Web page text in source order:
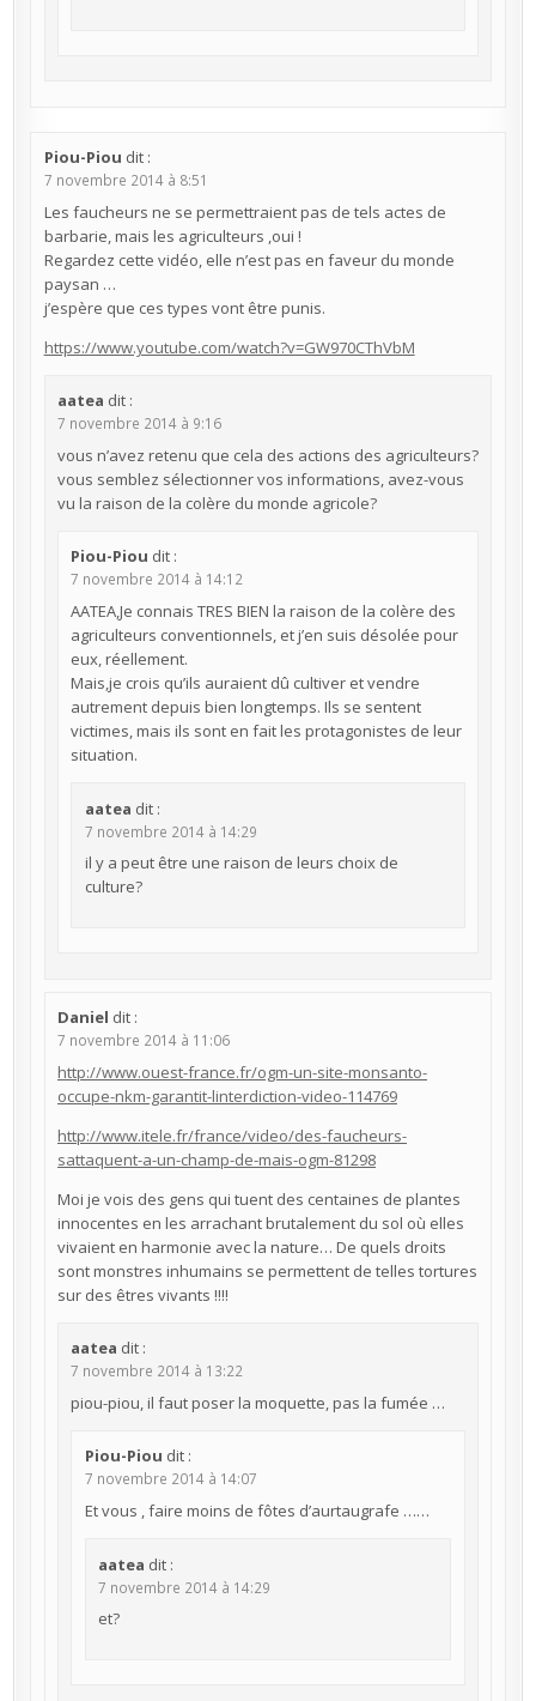
Piou-Piou dit :
7 novembre 2014 à 8:51
Les faucheurs ne se permettraient pas de tels actes de
barbarie, mais les agriculteurs ,oui !
Regardez cette vidéo, elle n’est pas en faveur du monde
paysan …
j’espère que ces types vont être punis.
https://www.youtube.com/watch?v=GW970CThVbM
aatea dit :
7 novembre 2014 à 9:16
vous n’avez retenu que cela des actions des agriculteurs?
vous semblez sélectionner vos informations, avez-vous
vu la raison de la colère du monde agricole?
Piou-Piou dit :
7 novembre 2014 à 14:12
AATEA,Je connais TRES BIEN la raison de la colère des
agriculteurs conventionnels, et j’en suis désolée pour
eux, réellement.
Mais,je crois qu’ils auraient dû cultiver et vendre
autrement depuis bien longtemps. Ils se sentent
victimes, mais ils sont en fait les protagonistes de leur
situation.
aatea dit :
7 novembre 2014 à 14:29
il y a peut être une raison de leurs choix de
culture?
Daniel dit :
7 novembre 2014 à 11:06
http://www.ouest-france.fr/ogm-un-site-monsanto-
occupe-nkm-garantit-linterdiction-video-114769
http://www.itele.fr/france/video/des-faucheurs-
sattaquent-a-un-champ-de-mais-ogm-81298
Moi je vois des gens qui tuent des centaines de plantes
innocentes en les arrachant brutalement du sol où elles
vivaient en harmonie avec la nature… De quels droits
sont monstres inhumains se permettent de telles tortures
sur des êtres vivants !!!!
aatea dit :
7 novembre 2014 à 13:22
piou-piou, il faut poser la moquette, pas la fumée …
Piou-Piou dit :
7 novembre 2014 à 14:07
Et vous , faire moins de fôtes d’aurtaugrafe ……
aatea dit :
7 novembre 2014 à 14:29
et?